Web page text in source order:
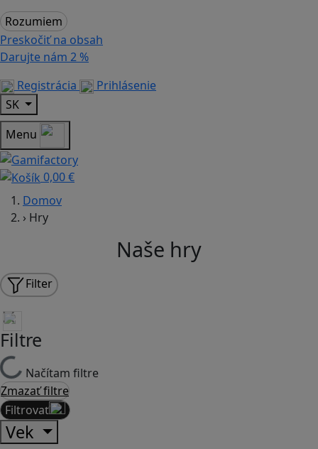
Rozumiem
Preskočiť na obsah
Darujte nám 2 %
Registrácia
Prihlásenie
SK
Menu
0,00 €
Domov
› Hry
Naše hry
Filter
Filtre
Načítam filtre
Zmazať filtre
Filtrovať
Vek